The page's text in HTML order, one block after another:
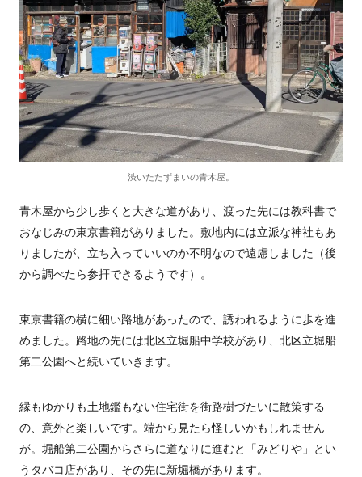
渋いたたずまいの青木屋。
青木屋から少し歩くと大きな道があり、渡った先には教科書で
おなじみの東京書籍がありました。敷地内には立派な神社もあ
りましたが、立ち入っていいのか不明なので遠慮しました（後
から調べたら参拝できるようです）。
東京書籍の横に細い路地があったので、誘われるように歩を進
めました。路地の先には北区立堀船中学校があり、北区立堀船
第二公園へと続いていきます。
縁もゆかりも土地鑑もない住宅街を街路樹づたいに散策する
の、意外と楽しいです。端から見たら怪しいかもしれません
が。堀船第二公園からさらに道なりに進むと「みどりや」とい
うタバコ店があり、その先に新堀橋があります。